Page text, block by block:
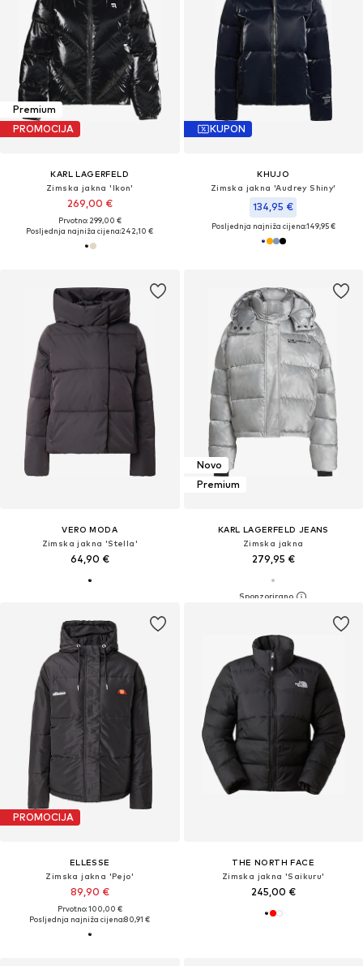
Premium
PROMOCIJA
KARL LAGERFELD
Zimska jakna 'Ikon'
269,00 €
Prvotno: 299,00 €
Posljednja najniža cijena:242,10 €
KUPON
KHUJO
Zimska jakna 'Audrey Shiny'
134,95 €
Posljednja najniža cijena:149,95 €
VERO MODA
Zimska jakna 'Stella'
64,90 €
Novo
Premium
KARL LAGERFELD JEANS
Zimska jakna
279,95 €
PROMOCIJA
ELLESSE
Zimska jakna 'Pejo'
89,90 €
Prvotno: 100,00 €
Posljednja najniža cijena:80,91 €
THE NORTH FACE
Zimska jakna 'Saikuru'
245,00 €